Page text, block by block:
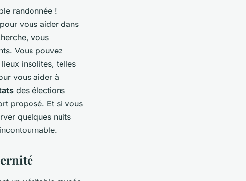
randonnée !
vous aider dans
vous
Vous pouvez
insolites, telles
vous aider à
des élections
proposé. Et si vous
quelques nuits